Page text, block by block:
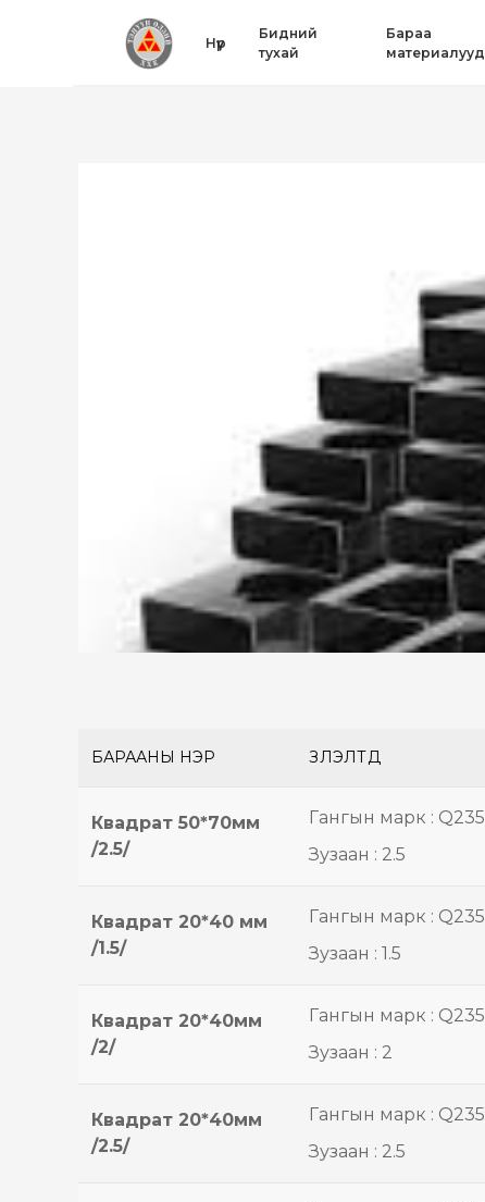
Нүүр
Бидний
тухай
Бараа
материалууд
БАРААНЫ НЭР ҮЗҮҮЛЭЛТҮҮД
Квадрат 50*70мм
/2.5/
Гангын марк : Q235
Зузаан : 2.5
Квадрат 20*40 мм
/1.5/
Гангын марк : Q235
Зузаан : 1.5
Квадрат 20*40мм
/2/
Гангын марк : Q235
Зузаан : 2
Квадрат 20*40мм
/2.5/
Гангын марк : Q235
Зузаан : 2.5